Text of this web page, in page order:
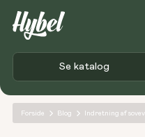
Se katalog
Forside Blog Indretning af